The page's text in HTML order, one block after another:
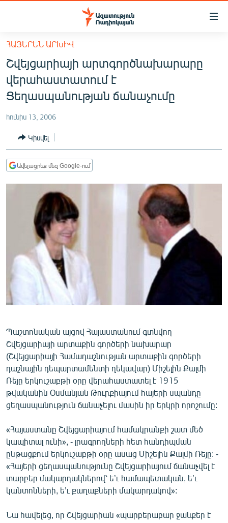
Մատչելիության
հիմնական
բովանդակությանը
Անցնել
հիմնական
մենյուին
ՀԱՅԱՍՏԱՆ
ՔԱՂԱՔԱԿԱՆ
ՀԱՍԱՐԱԿՈՒԹՅՈՒՆ
ՏՆՏԵՍՈՒԹՅՈՒՆ
ՂԱՐԱԲԱՂ
ՊԱՏԵՐԱԶՄԻ 6 ՇԱԲԱԹՆԵՐԸ
ՏԱՐԱԾԱՇՐՋԱՆ
ՄԻՋԱԶԳԱՅԻՆ
ՄՇԱԿՈՒՅԹ
ՍՊՈՐՏ
ՄԵԿՆԱԲԱՆՈՒԹՅՈՒՆ
ԿՈՐՈՆԱՎԻՐՈՒՍ
ԱՐԽԻՎ
ՏԵՍԱՆՅՈՒԹԵՐ
ԲԱՆԱՎԵՃ
ՁԳՏԵԼՈՎ ԼԱՎԱԳՈՒՅՆԻՆ
Հայերեն
English
Русский
ՀԵՏԵՎԵՔ ՄԵԶ
ՀԱՅԵՐԵՆ ԱՐԽԻՎ
Շվեյցարիայի արտգործնախարարը
վերահաստատում է
Ցեղասպանության ճանաչումը
հունիս 13, 2006
Կիսվել
Ավելացրեք մեզ Google-ում
Պաշտոնական այցով Հայաստանում գտնվող
Շվեյցարիայի արտաքին գործերի նախարար
(Շվեյցարիայի Համադաշնության արտաքին գործերի
դաշնային դեպարտամենտի ղեկավար) Միշելին Քալմի
Ռեյը երկուշաբթի օրը վերահաստատել է 1915
թվականին Օսմանյան Թուրքիայում հայերի սպանդը
ցեղասպանություն ճանաչելու մասին իր երկրի որոշումը:
«Հայաստանը Շվեյցարիայում համակրանքի շատ մեծ
կապիտալ ունի», - լրագրողների հետ հանդիպման
ընթացքում երկուշաբթի օրը ասաց Միշելին Քալմի Ռեյը: -
«Հայերի ցեղասպանությունը Շվեյցարիայում ճանաչվել է
տարբեր մակարդակներով՝ ե’ւ համապետական, ե’ւ
կանտոնների, ե’ւ քաղաքների մակարդակով»:
Նա հավելեց, որ Շվեյցարիան «պարբերաբար ջանքեր է